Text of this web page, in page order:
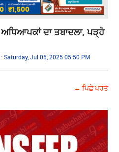
ਦਾ ਤਬਾਦਲਾ, ਪੜ੍ਹੋ
:Saturday, Jul 05, 2025 05:50 PM
← ਪਿਛੇ ਪਰਤੋ